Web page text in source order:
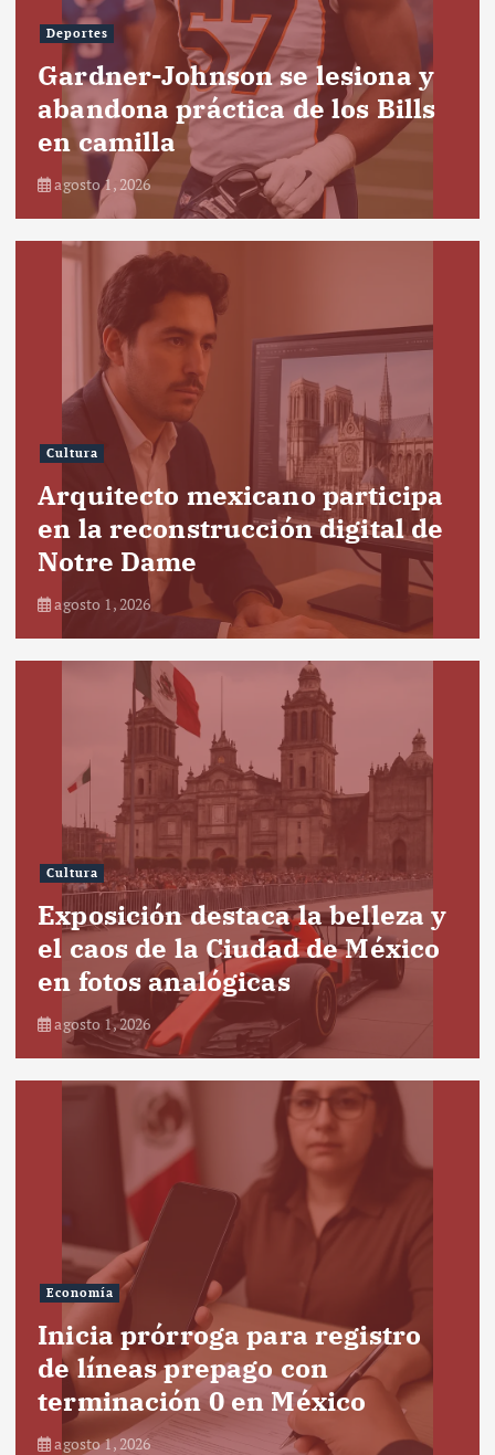
Deportes
Gardner-Johnson se lesiona y
abandona práctica de los Bills
en camilla
agosto 1, 2026
Cultura
Arquitecto mexicano participa
en la reconstrucción digital de
Notre Dame
agosto 1, 2026
Cultura
Exposición destaca la belleza y
el caos de la Ciudad de México
en fotos analógicas
agosto 1, 2026
Economía
Inicia prórroga para registro
de líneas prepago con
terminación 0 en México
agosto 1, 2026